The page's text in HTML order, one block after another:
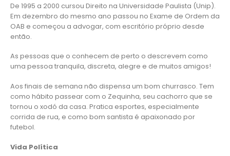
De 1995 a 2000 cursou Direito na Universidade Paulista (Unip).
Em dezembro do mesmo ano passou no Exame de Ordem da
OAB e começou a advogar, com escritório próprio desde
então.
As pessoas que o conhecem de perto o descrevem como
uma pessoa tranquila, discreta, alegre e de muitos amigos!
Aos finais de semana não dispensa um bom churrasco. Tem
como hábito passear com o Zequinha, seu cachorro que se
tornou o xodó da casa. Pratica esportes, especialmente
corrida de rua, e como bom santista é apaixonado por
futebol.
Vida Política